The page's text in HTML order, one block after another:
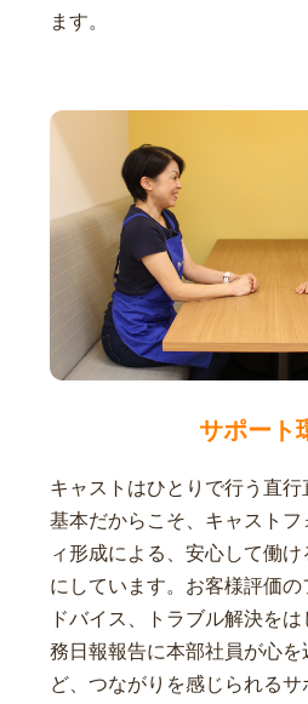
ます。
サポート
キャストはひとりで行う直
基本だからこそ、キャスト
ィ形成による、安心して働
にしています。お客様評価
ドバイス、トラブル解決を
務日報報告に本部社員が心
ど、つながりを感じられる